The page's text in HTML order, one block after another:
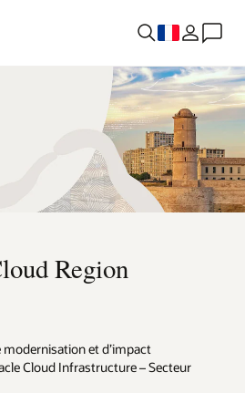
Region
modernisation et d’impact
Cloud Infrastructure – Secteur